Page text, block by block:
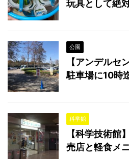
玩具として絶
公園
【アンデルセ
駐車場に10時
科学館
【科学技術館
売店と軽食メ